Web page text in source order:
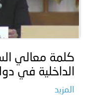
كلمة معالي
الداخلية في
المزيد